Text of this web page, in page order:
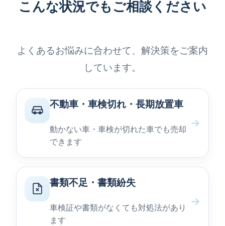
こんな状況でもご相談ください
よくあるお悩みに合わせて、解決策をご案内
しています。
不動車・車検切れ・長期放置車
動かない車・車検が切れた車でも売却
できます
→
書類不足・書類紛失
車検証や書類がなくても対処法があり
ます
→